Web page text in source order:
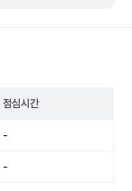
점심시간
-
-